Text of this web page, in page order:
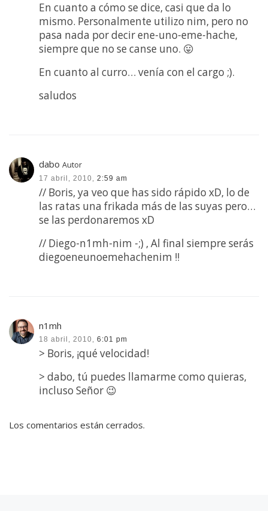
En cuanto a cómo se dice, casi que da lo
mismo. Personalmente utilizo nim, pero no
pasa nada por decir ene-uno-eme-hache,
siempre que no se canse uno. 😛
En cuanto al curro… venía con el cargo ;).
saludos
dabo Autor
17 abril, 2010, 2:59 am
// Boris, ya veo que has sido rápido xD, lo de
las ratas una frikada más de las suyas pero…
se las perdonaremos xD
// Diego-n1mh-nim -;) , Al final siempre serás
diegoeneunoemehachenim !!
n1mh
18 abril, 2010, 6:01 pm
> Boris, ¡qué velocidad!
> dabo, tú puedes llamarme como quieras,
incluso Señor 😉
Los comentarios están cerrados.